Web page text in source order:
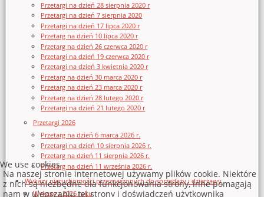
Przetargi na dzień 28 sierpnia 2020 r
Przetargi na dzień 7 sierpnia 2020
Przetargi na dzień 17 lipca 2020 r
Przetarg na dzień 10 lipca 2020 r
Przetarg na dzień 26 czerwca 2020 r
Przetargi na dzień 19 czerwca 2020 r
Przetargi na dzień 3 kwietnia 2020 r
Przetarg na dzień 30 marca 2020 r
Przetarg na dzień 23 marca 2020 r
Przetarg na dzień 28 lutego 2020 r
Przetargi na dzień 21 lutego 2020 r
Przetargi 2026
Przetarg na dzień 6 marca 2026 r.
Przetargi na dzień 10 sierpnia 2026 r.
Przetarg na dzień 11 sierpnia 2026 r.
Przetarg na dzień 11 września 2026 r.
Wykazy nieruchomości przeznaczonych do sprzedaży i dzierżawy
Wykazy z 2026 roku
We use cookies
Na naszej stronie internetowej używamy plików cookie. Niektóre
z nich są niezbędne dla funkcjonowania strony, inne pomagają
nam w ulepszaniu tej strony i doświadczeń użytkownika